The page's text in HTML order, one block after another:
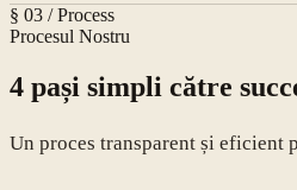
§ 03 / Process
Procesul Nostru
4 pași simpli către
Un proces transparent și eficient